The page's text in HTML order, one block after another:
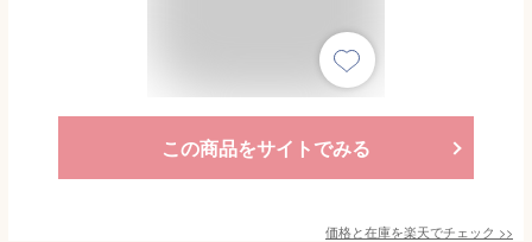
この商品をサイトでみる
価格と在庫を楽天でチェック >>